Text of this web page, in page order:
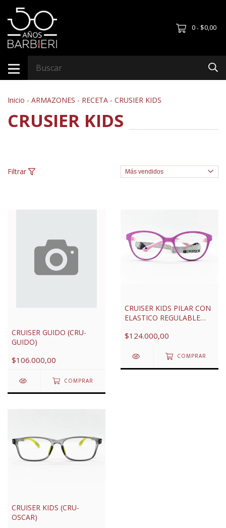
0 - $0,00
Inicio - ARMAZONES - RECETA - CRUSIER KIDS
CRUSIER KIDS
Filtrar
CRUISER GUIDO (CRU-
GUIDO)
$106.000,00
COMPRAR
CRUISER KIDS PILAR CON
ELASTICO REGULABLE
$124.000,00
COMPRAR
CRUISER KIDS (CRU-
OSCAR)